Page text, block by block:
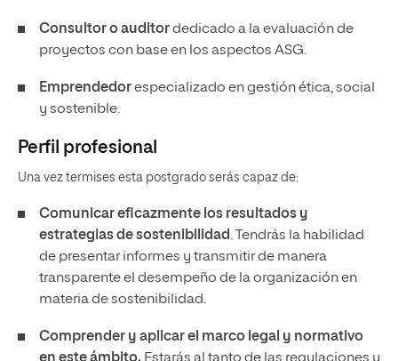
Consultor o auditordedicado a la evaluación de
proyectos con base en los aspectos ASG.
Emprendedorespecializado en gestión ética, social
y sostenible.
Perfil profesional
Una vez termises esta postgrado serás capaz de:
Comunicar eficazmente los resultados y
estrategias de sostenibilidad. Tendrás la habilidad
de presentar informes y transmitir de manera
transparente el desempeño de la organización en
materia de sostenibilidad.
Comprender y aplicar el marco legal y normativo